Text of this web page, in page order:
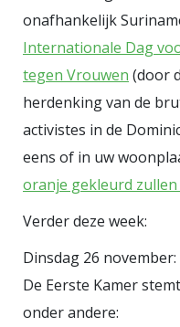
onafhankelijk
Internationale Dag
tegen Vrouwen (door
herdenking van de
activistes in de
eens of in uw
oranje gekleurd zullen
Verder deze week:
Dinsdag 26 november:
De Eerste Kamer
onder andere: